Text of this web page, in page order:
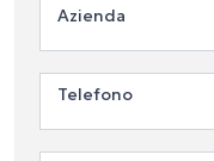
Azienda
Telefono